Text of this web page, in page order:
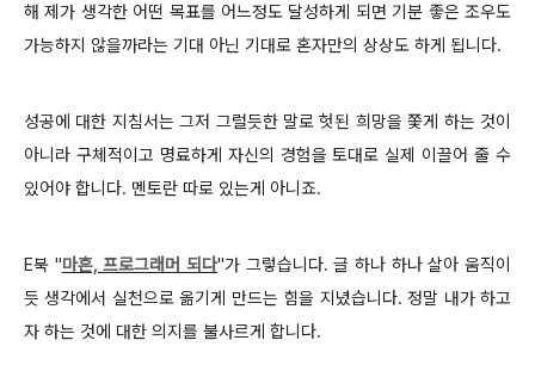
해 제가 생각한 어떤 목표를 어느정도 달성하게 되면 기분 좋은 조우도
가능하지 않을까라는 기대 아닌 기대로 혼자만의 상상도 하게 됩니다.
성공에 대한 지침서는 그저 그럴듯한 말로 헛된 희망을 쫓게 하는 것이
아니라 구체적이고 명료하게 자신의 경험을 토대로 실제 이끌어 줄 수
있어야 합니다. 멘토란 따로 있는게 아니죠.
E북 "마흔, 프로그래머 되다"가 그렇습니다. 글 하나 하나 살아 움직이
듯 생각에서 실천으로 옮기게 만드는 힘을 지녔습니다. 정말 내가 하고
자 하는 것에 대한 의지를 불사르게 합니다.